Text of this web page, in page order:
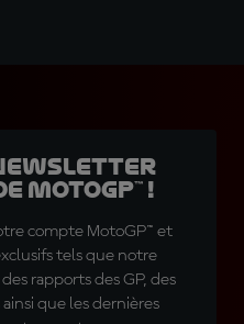
!
compte MotoGP™ et
tels que notre
rapports des GP, des
que les dernières